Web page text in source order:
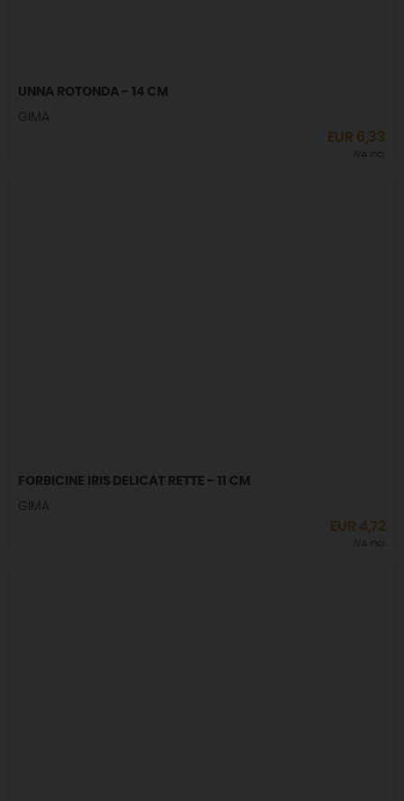
UNNA ROTONDA - 14 CM
GIMA
EUR 6,33
IVA incl.
FORBICINE IRIS DELICAT RETTE - 11 CM
GIMA
EUR 4,72
IVA incl.